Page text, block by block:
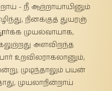
- நீ ஆற்றாயாயினும்
நினக்குத் துயரஞ்
முயல்வாயாக,
அளவிறந்த
உறவிலராகலானும்,
முடிந்தாலும் பயன்
முயலாநின்றாய்